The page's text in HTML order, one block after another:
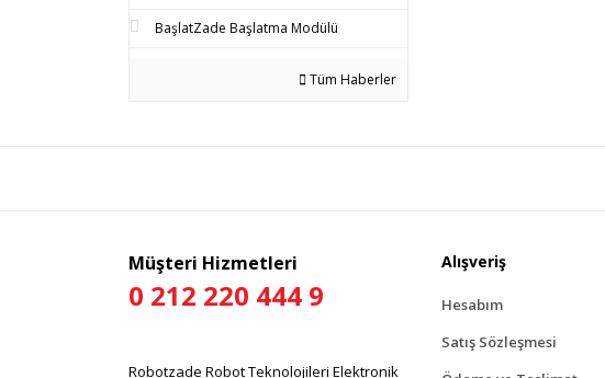
BaşlatZade Başlatma Modülü
Tüm Haberler
Müşteri Hizmetleri
0 212 220 444 9
Robotzade Robot Teknolojileri Elektronik
Alışveriş
Hesabım
Satış Sözleşmesi